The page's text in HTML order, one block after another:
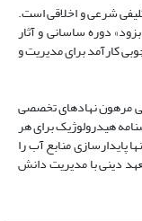
شرعی و اخلاقی است.
دوره ساسانی و آثار
کارآمد برای مدیریت و
مرهون نهادهای تخصصی
هیدرولوژیک برای هر
منابع آب را
دینی با مدیریت دانش